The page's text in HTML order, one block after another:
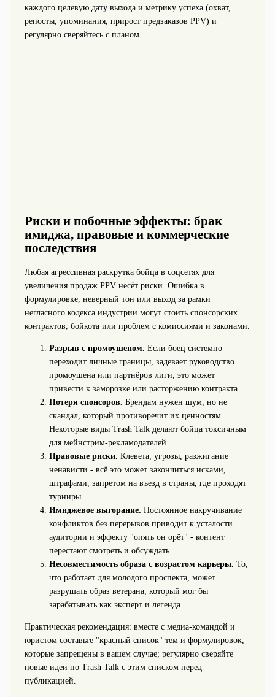
каждого целевую дату выхода и метрику успеха (охват,
репосты, упоминания, прирост предзаказов PPV) и
регулярно сверяйтесь с планом.
Риски и побочные эффекты: брак
имиджа, правовые и коммерческие
последствия
Любая агрессивная раскрутка бойца в соцсетях для
увеличения продаж PPV несёт риски. Ошибка в
формулировке, неверный тон или выход за рамки
негласного кодекса индустрии могут стоить спонсорских
контрактов, бойкота или проблем с комиссиями и законами.
Разрыв с промоушеном. Если боец системно
переходит личные границы, задевает руководство
промоушена или партнёров лиги, это может
привести к заморозке или расторжению контракта.
Потеря спонсоров. Брендам нужен шум, но не
скандал, который противоречит их ценностям.
Некоторые виды Trash Talk делают бойца токсичным
для мейнстрим‑рекламодателей.
Правовые риски. Клевета, угрозы, разжигание
ненависти - всё это может закончиться исками,
штрафами, запретом на въезд в страны, где проходят
турниры.
Имиджевое выгорание. Постоянное накручивание
конфликтов без перерывов приводит к усталости
аудитории и эффекту "опять он орёт" - контент
перестают смотреть и обсуждать.
Несовместимость образа с возрастом карьеры. То,
что работает для молодого проспекта, может
разрушать образ ветерана, который мог бы
зарабатывать как эксперт и легенда.
Практическая рекомендация: вместе с медиа‑командой и
юристом составьте "красный список" тем и формулировок,
которые запрещены в вашем случае; регулярно сверяйте
новые идеи по Trash Talk с этим списком перед
публикацией.